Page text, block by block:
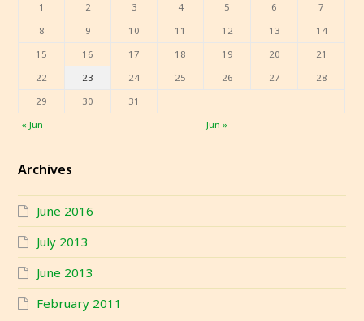
« Jun Jun »
1 2 3 4 5 6
7
8
9 10 11 12 13
14
15
16 17 18 19 20
21
22
23 24 25 26 27
28
29
30 31
Archives
June 2016
July 2013
June 2013
February 2011